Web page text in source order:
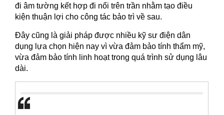
đi âm tường kết hợp đi nổi trên trần nhằm tạo điều
kiện thuận lợi cho công tác bảo trì về sau.
Đây cũng là giải pháp được nhiều kỹ sư điện dân
dụng lựa chọn hiện nay vì vừa đảm bảo tính thẩm mỹ,
vừa đảm bảo tính linh hoạt trong quá trình sử dụng lâu
dài.